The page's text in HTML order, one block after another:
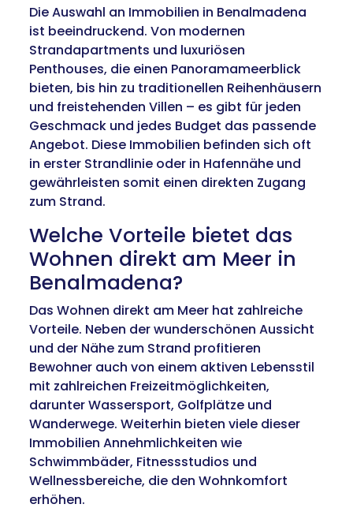
Die Auswahl an Immobilien in Benalmadena
ist beeindruckend. Von modernen
Strandapartments und luxuriösen
Penthouses, die einen Panoramameerblick
bieten, bis hin zu traditionellen Reihenhäusern
und freistehenden Villen – es gibt für jeden
Geschmack und jedes Budget das passende
Angebot. Diese Immobilien befinden sich oft
in erster Strandlinie oder in Hafennähe und
gewährleisten somit einen direkten Zugang
zum Strand.
Welche Vorteile bietet das
Wohnen direkt am Meer in
Benalmadena?
Das Wohnen direkt am Meer hat zahlreiche
Vorteile. Neben der wunderschönen Aussicht
und der Nähe zum Strand profitieren
Bewohner auch von einem aktiven Lebensstil
mit zahlreichen Freizeitmöglichkeiten,
darunter Wassersport, Golfplätze und
Wanderwege. Weiterhin bieten viele dieser
Immobilien Annehmlichkeiten wie
Schwimmbäder, Fitnessstudios und
Wellnessbereiche, die den Wohnkomfort
erhöhen.